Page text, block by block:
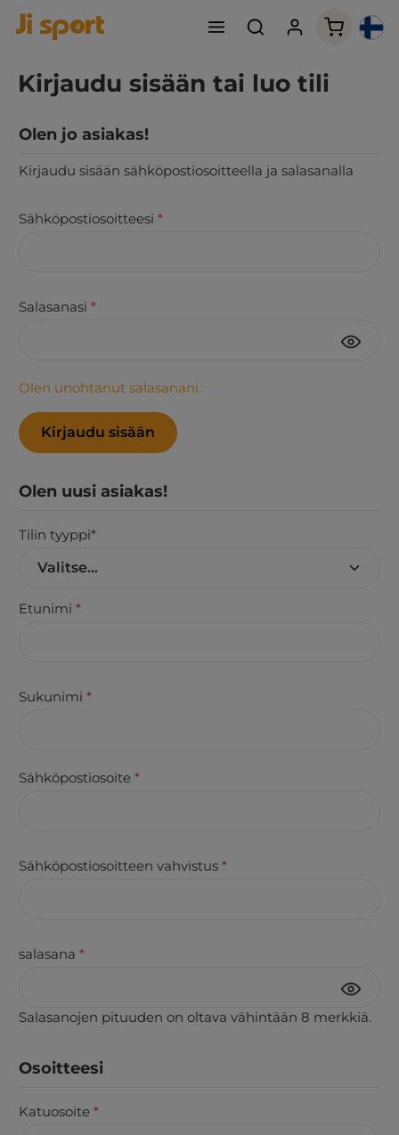
Kirjaudu sisään tai luo tili
Olen jo asiakas!
Kirjaudu sisään sähköpostiosoitteella ja salasanalla
Sähköpostiosoitteesi *
Salasanasi *
Olen unohtanut salasanani.
Kirjaudu sisään
Olen uusi asiakas!
Henkilökohtaiset tiedot
Tilin tyyppi*
Etunimi *
Sukunimi *
Sähköpostiosoite *
Sähköpostiosoitteen vahvistus *
salasana *
Salasanojen pituuden on oltava vähintään 8 merkkiä.
Osoitteesi
Katuosoite *